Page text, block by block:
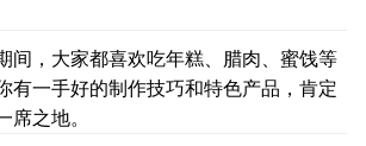
间，大家都喜欢吃年糕、腊肉、蜜饯等
有一手好的制作技巧和特色产品，肯定
之地。